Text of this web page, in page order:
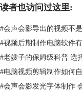
读者也访问过这里:
#会声会影导出的视频不
#视频后期制作电脑软件
#老嫂子的保姆级科普 选
#电脑视频剪辑制作如何
#会声会影发光字体制作